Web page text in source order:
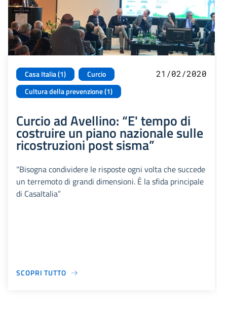
Casa Italia (1)
Curcio
Cultura della prevenzione (1)
21/02/2020
Curcio ad Avellino: “E' tempo di
costruire un piano nazionale sulle
ricostruzioni post sisma”
“Bisogna condividere le risposte ogni volta che succede
un terremoto di grandi dimensioni. È la sfida principale
di CasaItalia”
SCOPRI TUTTO